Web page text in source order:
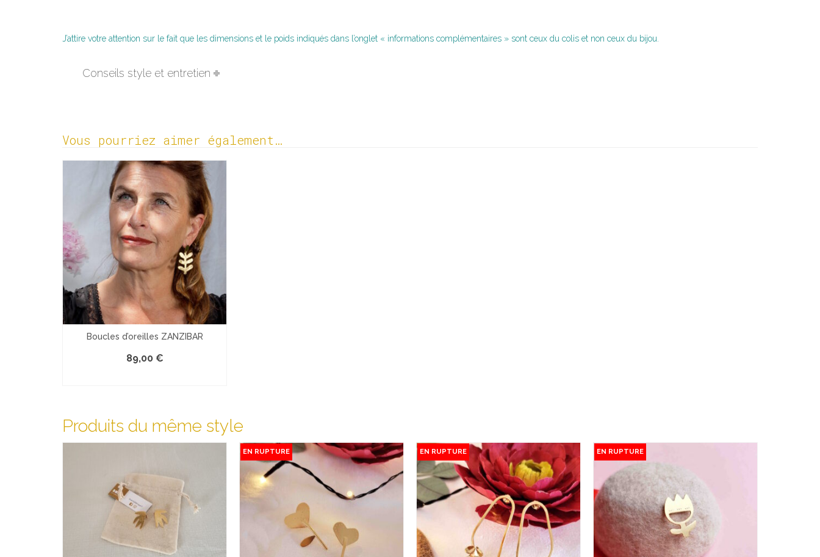
J’attire votre attention sur le fait que les dimensions et le poids indiqués dans l’onglet « informations complémentaires » sont ceux du colis et non ceux du bijou.
Conseils style et entretien
Vous pourriez aimer également…
Boucles d’oreilles ZANZIBAR
89,00 €
Produits du même style
EN RUPTURE EN RUPTURE EN RUPTURE